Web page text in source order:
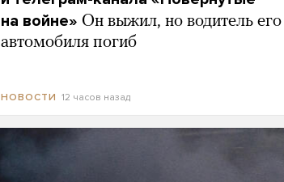
на войне» Он выжил, но водитель его
автомобиля погиб
НОВОСТИ 12 часов назад